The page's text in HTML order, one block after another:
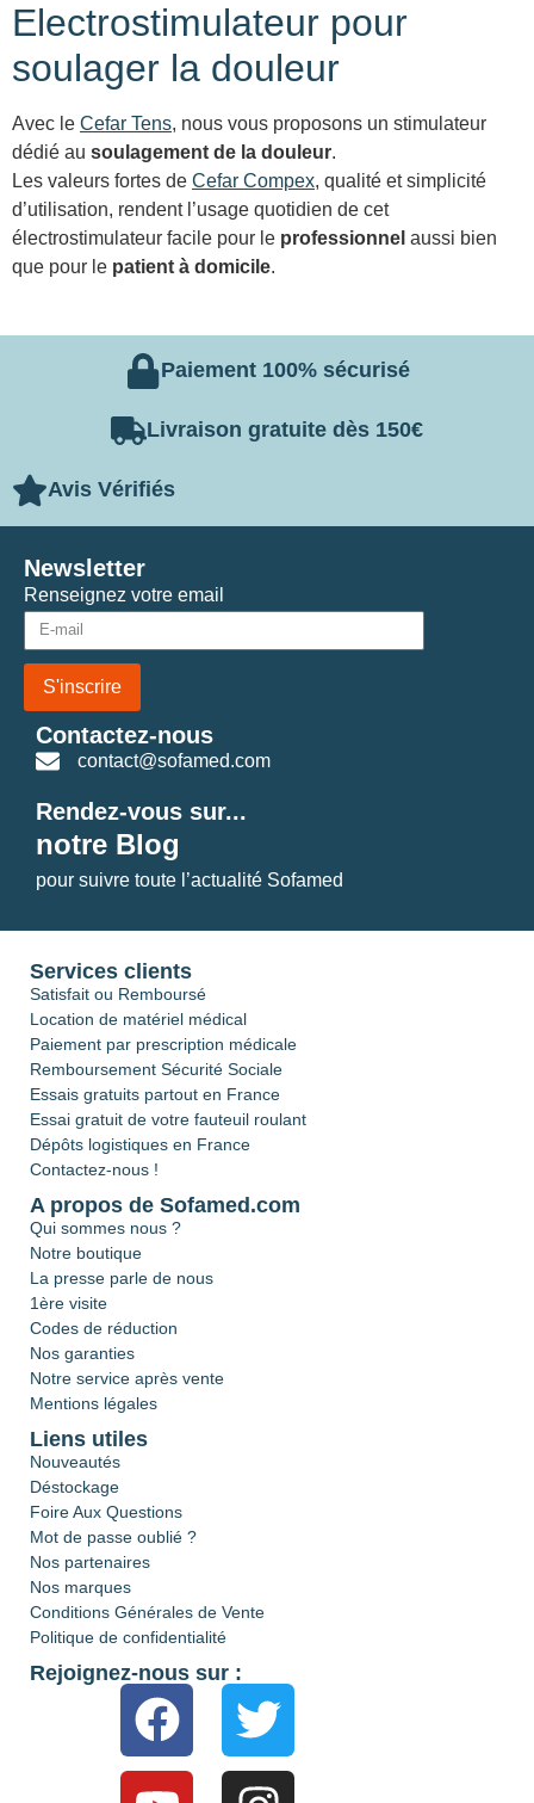
Electrostimulateur pour
soulager la douleur
Avec le Cefar Tens, nous vous proposons un stimulateur
dédié au soulagement de la douleur.
Les valeurs fortes de Cefar Compex, qualité et simplicité
d’utilisation, rendent l’usage quotidien de cet
électrostimulateur facile pour le professionnel aussi bien
que pour le patient à domicile.
Paiement 100% sécurisé
Livraison gratuite dès 150€
Avis Vérifiés
Renseignez votre email
S'inscrire
Newsletter
Contactez-nous
contact@sofamed.com
Rendez-vous sur...
notre Blog
pour suivre toute l’actualité Sofamed
Services clients
Satisfait ou Remboursé
Location de matériel médical
Paiement par prescription médicale
Remboursement Sécurité Sociale
Essais gratuits partout en France
Essai gratuit de votre fauteuil roulant
Dépôts logistiques en France
Contactez-nous !
A propos de Sofamed.com
Qui sommes nous ?
Notre boutique
La presse parle de nous
1ère visite
Codes de réduction
Nos garanties
Notre service après vente
Mentions légales
Liens utiles
Nouveautés
Déstockage
Foire Aux Questions
Mot de passe oublié ?
Nos partenaires
Nos marques
Conditions Générales de Vente
Politique de confidentialité
Rejoignez-nous sur :